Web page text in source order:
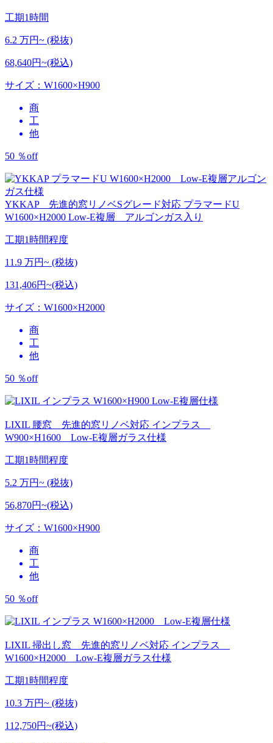
工期1時間
6.2 万円~ (税抜)
68,640円~(税込)
サイズ：W1600×H900
商
工
他
50 ％off
YKKAP 先進的窓リノベSグレード対応 プラマードU
W1600×H2000 Low-E複層 アルゴンガス入り
工期1時間程度
11.9 万円~ (税抜)
131,406円~(税込)
サイズ：W1600×H2000
商
工
他
50 ％off
LIXIL 腰窓 先進的窓リノベ対応 インプラス
W900×H1600 Low-E複層ガラス仕様
工期1時間程度
5.2 万円~ (税抜)
56,870円~(税込)
サイズ：W1600×H900
商
工
他
50 ％off
LIXIL 掃出し窓 先進的窓リノベ対応 インプラス
W1600×H2000 Low-E複層ガラス仕様
工期1時間程度
10.3 万円~ (税抜)
112,750円~(税込)